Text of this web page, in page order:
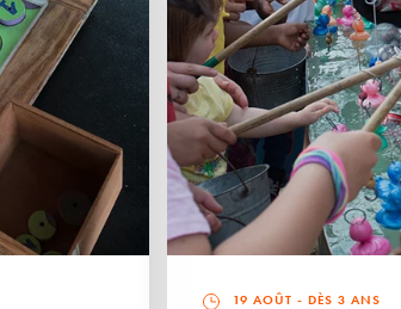
19 AOÛT - DÈS 3 ANS